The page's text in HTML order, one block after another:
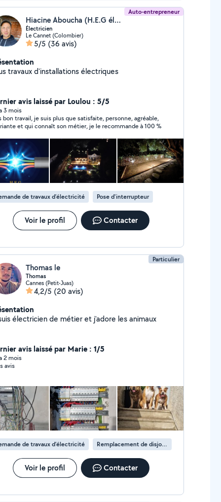
Auto-entrepreneur
Hiacine Aboucha (H.E.G électricité générale)
Électricien
Le Cannet (Colombier)
5/5 (36 avis)
travaux d'installations électriques
avis laissé par Loulou : 5/5
3 mois
bon travail, je suis plus que satisfaite, personne, agréable,
et qui connaît son métier, je le recommande à 100 %
de travaux d’électricité Pose d'interrupteur
Voir le profil Contacter
Particulier
Thomas le
Thomas
Cannes (Petit-Juas)
4,2/5 (20 avis)
électricien de métier et j'adore les animaux
avis laissé par Marie : 1/5
2 mois
avis
de travaux d’électricité Remplacement de disjoncteur
Voir le profil Contacter